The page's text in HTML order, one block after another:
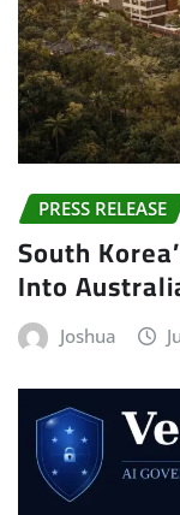
PRESS RELEASE
South
Into
Joshua